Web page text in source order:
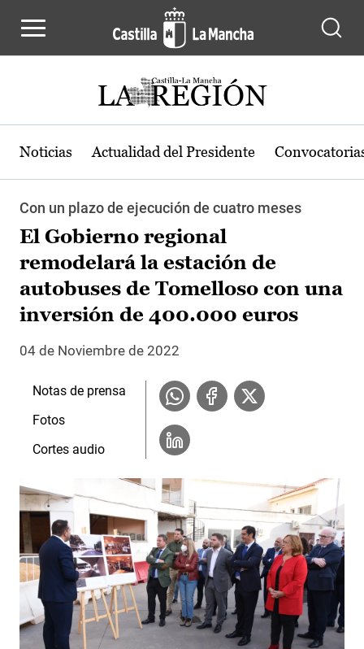
Noticias Actualidad del Presidente
Con un plazo de ejecución de cuatro meses
El Gobierno regional
remodelará la estación de
autobuses de Tomelloso con una
inversión de 400.000 euros
04 de Noviembre de 2022
Notas de prensa
Fotos
Cortes audio